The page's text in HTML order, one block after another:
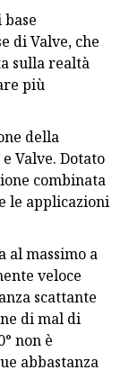
di Valve, che
sulla realtà
più
della
Valve. Dotato
combinata
le applicazioni
al massimo a
veloce
scattante
di mal di
non è
abbastanza